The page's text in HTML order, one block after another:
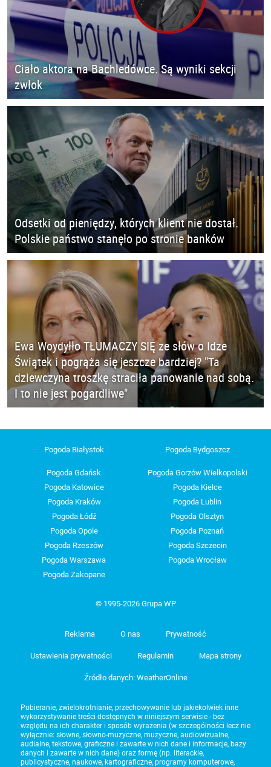
Ciało aktora na Bachledówce. Są wyniki sekcji
zwłok
Odsetki od pieniędzy, których klient nie dostał.
Polskie państwo stanęło po stronie banków
Ewa Woydyłło TŁUMACZY SIĘ ze słów o Idze
Świątek i pogrąża się jeszcze bardziej? "Ta
dziewczyna troszkę straciła panowanie nad sobą.
I to nie jest pogardliwe"
Pogoda Białystok Pogoda Bydgoszcz
Pogoda Gdańsk
Pogoda Gorzów Wielkopolski
Pogoda Katowice
Pogoda Kielce
Pogoda Kraków
Pogoda Lublin
Pogoda Łódź
Pogoda Olsztyn
Pogoda Opole
Pogoda Poznań
Pogoda Rzeszów
Pogoda Szczecin
Pogoda Warszawa
Pogoda Wrocław
Pogoda Zakopane
© 1995-2026 Grupa WP
Reklama O nas Prywatność
Ustawienia prywatności Regulamin Mapa strony
Źródło danych: WeatherOnline
Pobieranie, zwielokrotnianie, przechowywanie lub jakiekolwiek inne
wykorzystywanie treści dostępnych w niniejszym serwisie - bez
względu na ich charakter i sposób wyrażenia (w szczególności lecz nie
wyłącznie: słowne, słowno-muzyczne, muzyczne, audiowizualne,
audialne, tekstowe, graficzne i zawarte w nich dane i informacje, bazy
danych i zawarte w nich dane) oraz formę (np. literackie,
publicystyczne, naukowe, kartograficzne, programy komputerowe,